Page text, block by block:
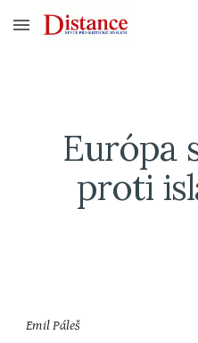
Skip to main content
Európa
proti
Emil Páleš